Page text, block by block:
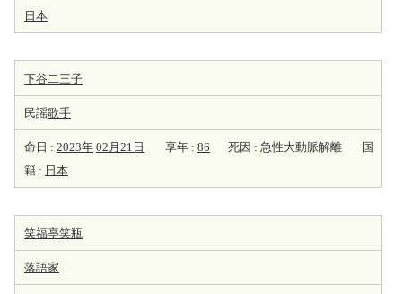
日本
下谷二三子
民謡歌手
命日 : 2023年 02月21日 享年 : 86 死因 : 急性大動脈解離
国
籍 : 日本
笑福亭笑瓶
落語家